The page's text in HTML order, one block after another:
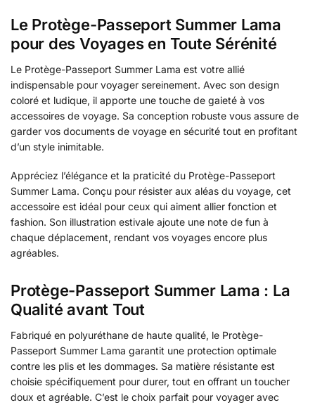
Le Protège-Passeport Summer Lama
pour des Voyages en Toute Sérénité
Le Protège-Passeport Summer Lama est votre allié
indispensable pour voyager sereinement. Avec son design
coloré et ludique, il apporte une touche de gaieté à vos
accessoires de voyage. Sa conception robuste vous assure de
garder vos documents de voyage en sécurité tout en profitant
d’un style inimitable.
Appréciez l’élégance et la praticité du Protège-Passeport
Summer Lama. Conçu pour résister aux aléas du voyage, cet
accessoire est idéal pour ceux qui aiment allier fonction et
fashion. Son illustration estivale ajoute une note de fun à
chaque déplacement, rendant vos voyages encore plus
agréables.
Protège-Passeport Summer Lama : La
Qualité avant Tout
Fabriqué en polyuréthane de haute qualité, le Protège-
Passeport Summer Lama garantit une protection optimale
contre les plis et les dommages. Sa matière résistante est
choisie spécifiquement pour durer, tout en offrant un toucher
doux et agréable. C’est le choix parfait pour voyager avec